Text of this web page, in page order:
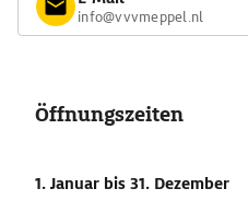
info@vvvmeppel.nl
Öffnungszeiten
1. Januar bis 31. Dezember